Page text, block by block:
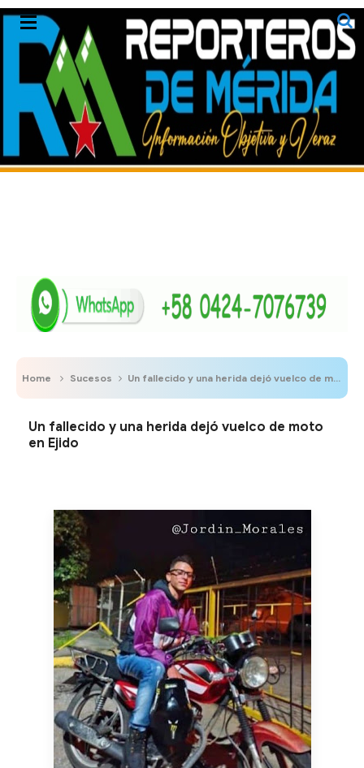
Home Sucesos Un fallecido y una herida dejó vuelco de moto en Ejido
Un fallecido y una herida dejó vuelco de moto
en Ejido